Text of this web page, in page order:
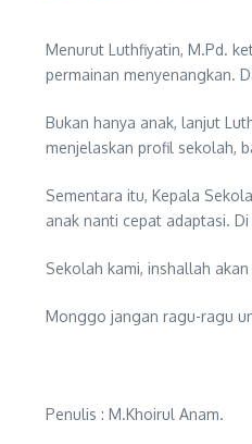
Menurut Luthfiyatin, M.Pd.
permainan menyenangkan.
Bukan hanya anak, lanjut
menjelaskan profil sekolah,
Sementara itu, Kepala
anak nanti cepat adaptasi.
Sekolah kami, inshallah
Monggo jangan ragu-ragu
Penulis : M.Khoirul Anam.